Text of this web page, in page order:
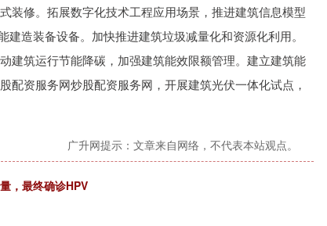
装修。拓展数字化技术工程应用场景，推进建筑信息模型
造装备设备。加快推进建筑垃圾减量化和资源化利用。
建筑运行节能降碳，加强建筑能效限额管理。建立建筑能
资服务网炒股配资服务网，开展建筑光伏一体化试点，
广升网提示：文章来自网络，不代表本站观点。
，最终确诊HPV